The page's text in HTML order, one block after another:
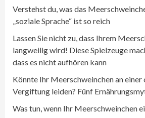
Verstehst du, was das
„soziale Sprache“ ist so reich
Lassen Sie nicht zu, dass Ihrem
langweilig wird! Diese Spielzeuge
dass es nicht aufhören kann
Könnte Ihr Meerschweinchen an einer
Vergiftung leiden? Fünf
Was tun, wenn Ihr Meerschweinchen